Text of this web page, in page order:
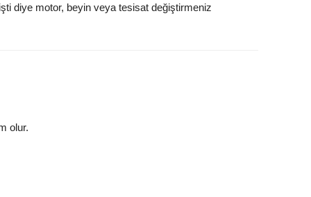
diye motor, beyin veya tesisat değiştirmeniz
olur.